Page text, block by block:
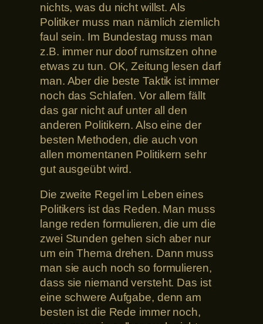
nichts, was du nicht willst. Als
Politiker muss man nämlich ziemlich
faul sein. Im Bundestag muss man
z.B. immer nur doof rumsitzen ohne
etwas zu tun. OK, Zeitung lesen darf
man. Aber die beste Taktik ist immer
noch das Schlafen. Vor allem fällt
das gar nicht auf unter all den
anderen Politikern. Also eine der
besten Methoden, die auch von
allen momentanen Politikern sehr
gut ausgeübt wird.
Die zweite Regel im Leben eines
Politikers ist das Reden. Man muss
lange reden formulieren, die um die
zwei Stunden gehen sich aber nur
um ein Thema drehen. Dann muss
man sie auch noch so formulieren,
dass sie niemand versteht. Das ist
eine schwere Aufgabe, denn am
besten ist die Rede immer noch,